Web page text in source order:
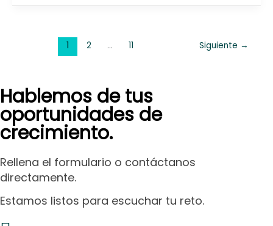
1 2 … 11 Siguiente →
Hablemos de tus
oportunidades de
crecimiento.
Rellena el formulario o contáctanos
directamente.
Estamos listos para escuchar tu reto.